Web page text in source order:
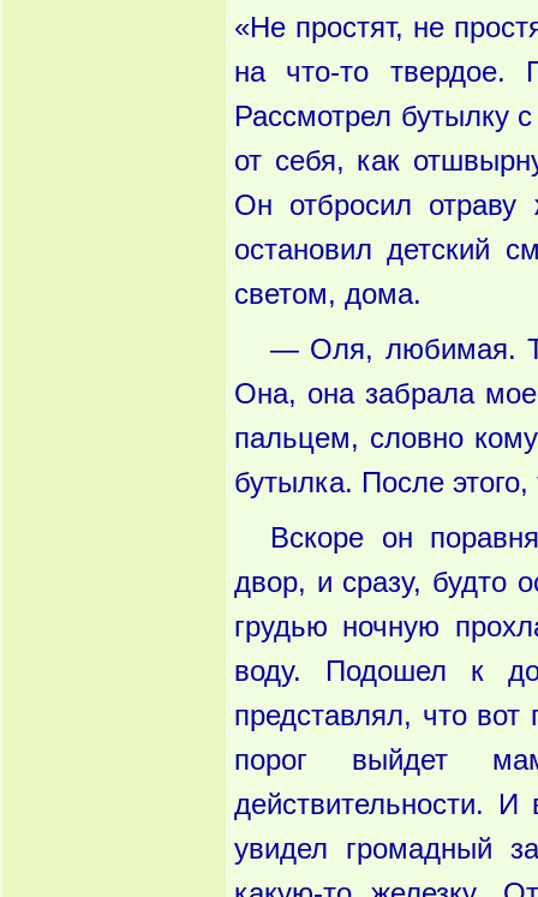
«Не простят, не
на что-то твердое.
Рассмотрел бутылку
от себя, как
Он отбросил
остановил детский
светом, дома.
— Оля, любимая.
Она, она забрала
пальцем, словно
бутылка. После
Вскоре он
двор, и сразу, будто
грудью ночную
воду. Подошел к
представлял, что вот
порог выйдет
действительности.
увидел громадный